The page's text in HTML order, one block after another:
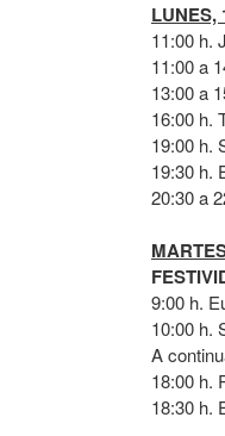
LUNES,
11:00 h.
11:00 a
13:00 a
16:00 h.
19:00 h.
19:30 h.
20:30 a
9:00 h.
10:00 h.
A
18:00 h.
18:30 h.